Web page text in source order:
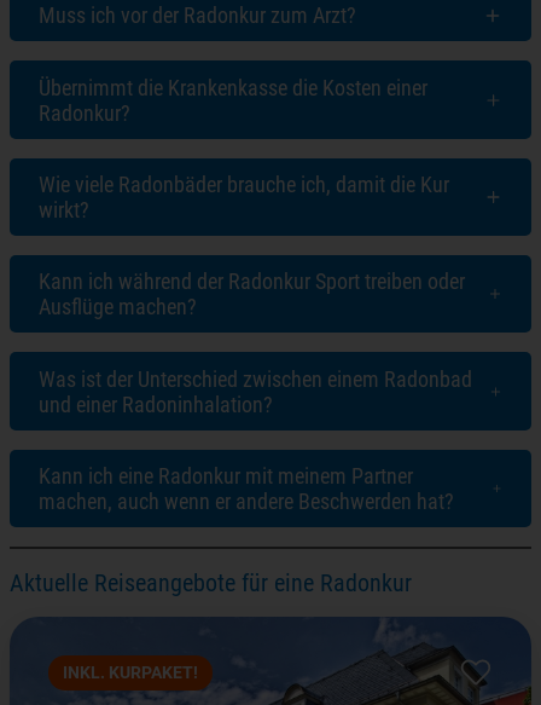
Muss ich vor der Radonkur zum Arzt?
Übernimmt die Krankenkasse die Kosten einer
Radonkur?
Wie viele Radonbäder brauche ich, damit die Kur
wirkt?
Kann ich während der Radonkur Sport treiben oder
Ausflüge machen?
Was ist der Unterschied zwischen einem Radonbad
und einer Radoninhalation?
Kann ich eine Radonkur mit meinem Partner
machen, auch wenn er andere Beschwerden hat?
Aktuelle Reiseangebote für eine Radonkur
INKL. KURPAKET!